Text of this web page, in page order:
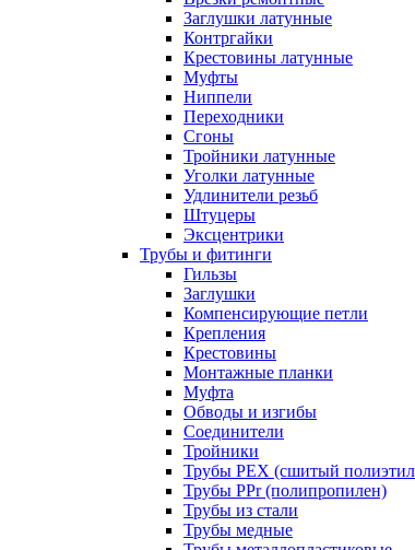
Заглушки латунные
Контргайки
Крестовины латунные
Муфты
Ниппели
Переходники
Сгоны
Тройники латунные
Уголки латунные
Удлинители резьб
Штуцеры
Эксцентрики
Трубы и фитинги
Гильзы
Заглушки
Компенсирующие петли
Крепления
Крестовины
Монтажные планки
Муфта
Обводы и изгибы
Соединители
Тройники
Трубы PEX (сшитый
Трубы PPr (полипропилен)
Трубы из стали
Трубы медные